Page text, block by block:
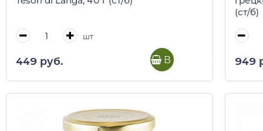
шт
449 руб. В корзину
(ст/б)
949